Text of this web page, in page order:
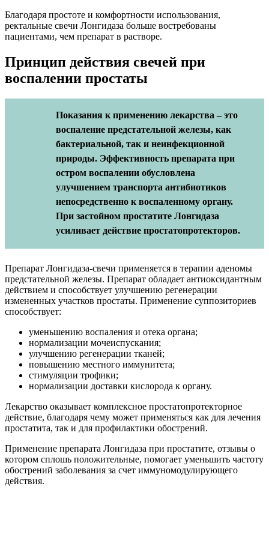
Благодаря простоте и комфортности использования,
ректальные свечи Лонгидаза больше востребованы
пациентами, чем препарат в растворе.
Принцип действия свечей при
воспалении простаты
Показания к применению лекарства – это
воспаление предстательной железы, как
бактериальной, так и неинфекционной
природы. Эффективность препарата при
остром воспалении обусловлена
улучшением транспорта антибиотиков
непосредственно к воспаленному органу.
При застойном простатите Лонгидаза
усиливает действие простатопротекторов.
Препарат Лонгидаза-свечи применяется в терапии аденомы
предстательной железы. Препарат обладает антиоксидантным
действием и способствует улучшению регенерации
измененных участков простаты. Применение суппозиториев
способствует:
уменьшению воспаления и отека органа;
нормализации мочеиспускания;
улучшению регенерации тканей;
повышению местного иммунитета;
стимуляции трофики;
нормализации доставки кислорода к органу.
Лекарство оказывает комплексное простатопротекторное
действие, благодаря чему может применяться как для лечения
простатита, так и для профилактики обострений.
Применение препарата Лонгидаза при простатите, отзывы о
котором сплошь положительные, помогает уменьшить частоту
обострений заболевания за счет иммуномодулирующего
действия.